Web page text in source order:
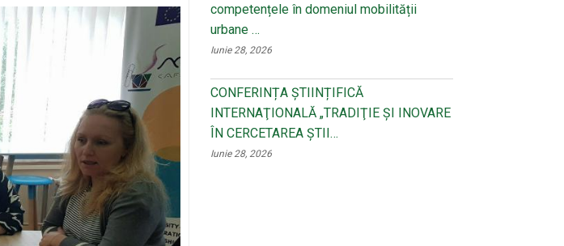
competențele în domeniul mobilității
urbane …
Iunie 28, 2026
CONFERINȚA ȘTIINȚIFICĂ
INTERNAŢIONALĂ „TRADIŢIE ŞI INOVARE
ÎN CERCETAREA ŞTII…
Iunie 28, 2026